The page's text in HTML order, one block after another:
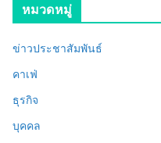
หมวดหมู่
ข่าวประชาสัมพันธ์
คาเฟ่
ธุรกิจ
บุคคล